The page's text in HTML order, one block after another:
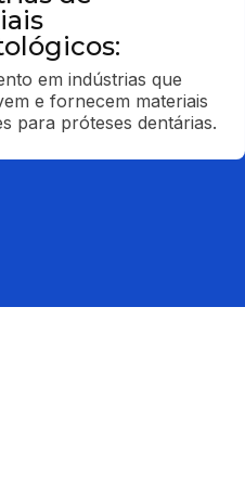
em indústrias que
e fornecem materiais
para próteses dentárias.